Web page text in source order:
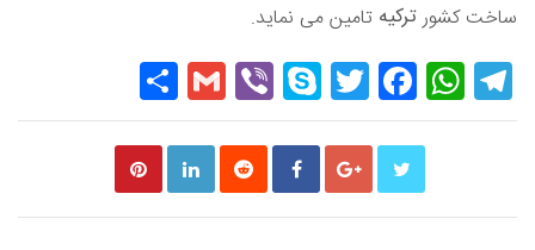
ساخت کشورترکیه تامین می نماید.
Telegram
WhatsApp
Facebook
Twitter
Skype
Viber
Gmail